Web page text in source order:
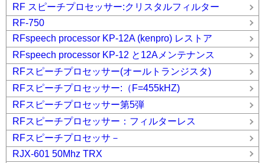
RF スピーチプロセッサー:クリスタルフィルター
RF-750
RFspeech processor KP-12A (kenpro) レストア
RFspeech processor KP-12 と12Aメンテナンス
RFスピーチプロセッサー(オールトランジスタ)
RFスピーチプロセッサー:（F=455kHZ)
RFスピーチプロセッサー第5弾
RFスピーチプロセッサー：フィルターレス
RFスピーチプロセッサ－
RJX-601 50Mhz TRX